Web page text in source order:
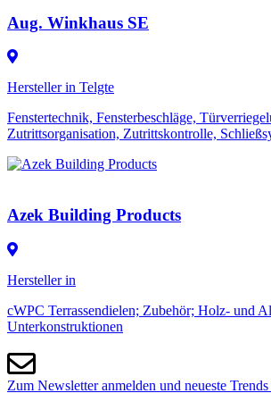
Aug. Winkhaus SE
Hersteller in Telgte
Fenstertechnik, Fensterbeschläge,
Zutrittsorganisation, Zutrittskontrolle,
Azek Building Products
Hersteller in
cWPC Terrassendielen; Zubehör; Holz- und
Unterkonstruktionen
Zum Newsletter anmelden und neueste